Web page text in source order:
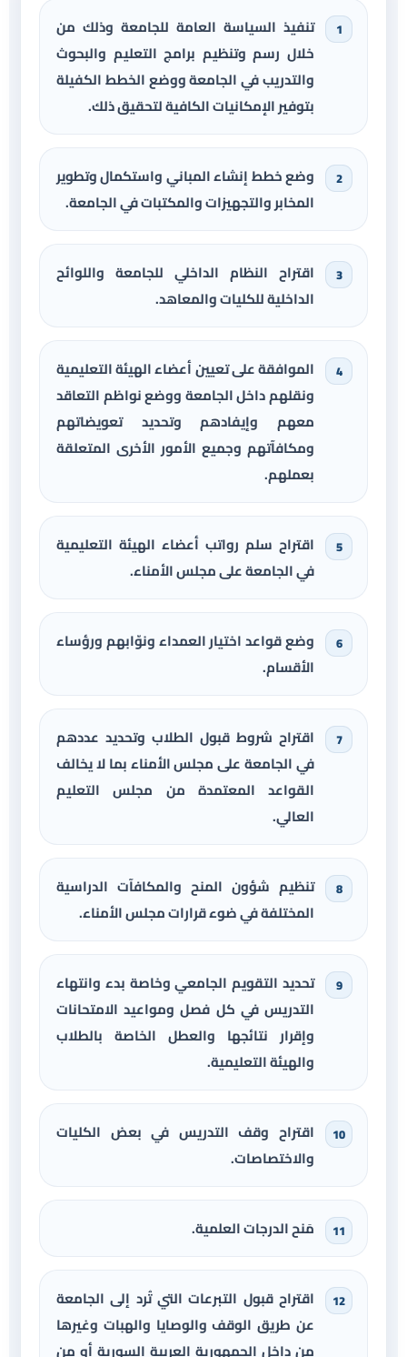
تنفيذ السياسة العامة للجامعة وذلك من
خلال رسم وتنظيم برامج التعليم والبحوث
والتدريب في الجامعة ووضع الخطط الكفيلة
بتوفير الإمكانيات الكافية لتحقيق ذلك.
وضع خطط إنشاء المباني واستكمال وتطوير
المخابر والتجهيزات والمكتبات في الجامعة.
اقتراح النظام الداخلي للجامعة واللوائح
الداخلية للكليات والمعاهد.
الموافقة على تعيين أعضاء الهيئة التعليمية
ونقلهم داخل الجامعة ووضع نواظم التعاقد
معهم وإيفادهم وتحديد تعويضاتهم
ومكافآتهم وجميع الأمور الأخرى المتعلقة
بعملهم.
اقتراح سلم رواتب أعضاء الهيئة التعليمية
في الجامعة على مجلس الأمناء.
وضع قواعد اختيار العمداء ونوّابهم ورؤساء
الأقسام.
اقتراح شروط قبول الطلاب وتحديد عددهم
في الجامعة على مجلس الأمناء بما لا يخالف
القواعد المعتمدة من مجلس التعليم
العالي.
تنظيم شؤون المنح والمكافآت الدراسية
المختلفة في ضوء قرارات مجلس الأمناء.
تحديد التقويم الجامعي وخاصة بدء وانتهاء
التدريس في كل فصل ومواعيد الامتحانات
وإقرار نتائجها والعطل الخاصة بالطلاب
والهيئة التعليمية.
اقتراح وقف التدريس في بعض الكليات
والاختصاصات.
مَنح الدرجات العلمية.
اقتراح قبول التبرعات التي تُرد إلى الجامعة
عن طريق الوقف والوصايا والهبات وغيرها
من داخل الجمهورية العربية السورية أو من